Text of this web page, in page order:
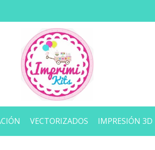
VECTORIZADOS IMPRESIÓN 3D